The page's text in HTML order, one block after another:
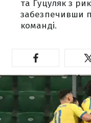
та Гуцуляк з
забезпечивши
команді.